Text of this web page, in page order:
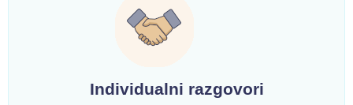
Individualni razgovori